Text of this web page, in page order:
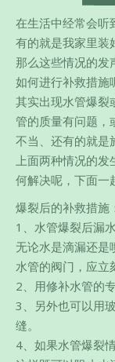
在生活中经常会听
有的就是我家里装
那么这些情况的发
如何进行补救措施
其实出现水管爆裂
管的质量有问题，
不当、还有的就是
上面两种情况的
何解决呢，下面一
爆裂后的补救措施
1、水管爆裂后漏
无论水是滴漏还是
水管的阀门，应立
2、用修补水管的
3、另外也可以用
缝。
4、如果水管爆裂